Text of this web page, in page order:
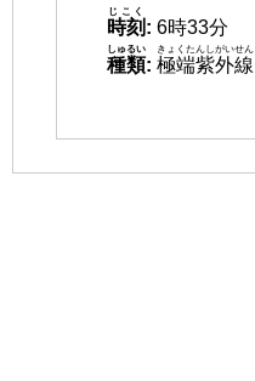
時刻
じこく
: 6時33分
種類
しゅるい
: 極端紫外線
きょくたんしがいせん